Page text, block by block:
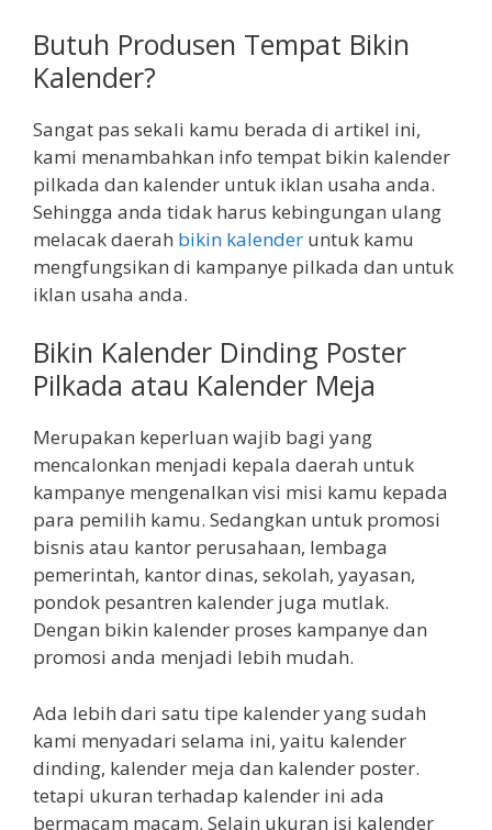
Butuh Produsen Tempat Bikin
Kalender?
Sangat pas sekali kamu berada di artikel ini,
kami menambahkan info tempat bikin kalender
pilkada dan kalender untuk iklan usaha anda.
Sehingga anda tidak harus kebingungan ulang
melacak daerah bikin kalender untuk kamu
mengfungsikan di kampanye pilkada dan untuk
iklan usaha anda.
Bikin Kalender Dinding Poster
Pilkada atau Kalender Meja
Merupakan keperluan wajib bagi yang
mencalonkan menjadi kepala daerah untuk
kampanye mengenalkan visi misi kamu kepada
para pemilih kamu. Sedangkan untuk promosi
bisnis atau kantor perusahaan, lembaga
pemerintah, kantor dinas, sekolah, yayasan,
pondok pesantren kalender juga mutlak.
Dengan bikin kalender proses kampanye dan
promosi anda menjadi lebih mudah.
Ada lebih dari satu tipe kalender yang sudah
kami menyadari selama ini, yaitu kalender
dinding, kalender meja dan kalender poster.
tetapi ukuran terhadap kalender ini ada
bermacam macam. Selain ukuran isi kalender